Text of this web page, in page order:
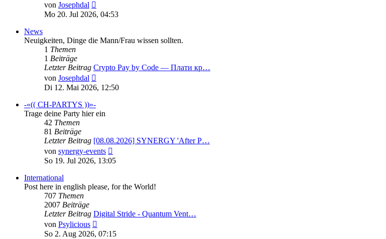
von Josephdal
Beitrag
Mo 20. Jul 2026, 04:53
News
Neuigkeiten, Dinge die Mann/Frau wissen sollten.
1 Themen
1 Beiträge
Letzter Beitrag Crypto Pay by Code — Плати кр…
von Josephdal
Beitrag
Di 12. Mai 2026, 12:50
-«(( CH-PARTYS ))»-
Trage deine Party hier ein
42 Themen
81 Beiträge
Letzter Beitrag [08.08.2026] SYNERGY 'After P…
von synergy-events
Beitrag
So 19. Jul 2026, 13:05
International
Post here in english please, for the World!
707 Themen
2007 Beiträge
Letzter Beitrag Digital Stride - Quantum Vent…
von Psylicious
Beitrag
So 2. Aug 2026, 07:15